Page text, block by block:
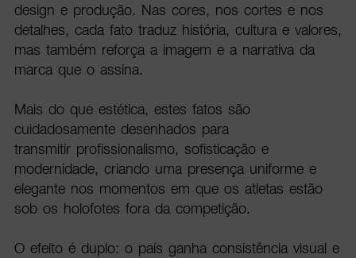
design e produção. Nas cores, nos cortes e nos
detalhes, cada fato traduz história, cultura e valores,
mas também reforça a imagem e a narrativa da
marca que o assina.
Mais do que estética, estes fatos são
cuidadosamente desenhados para
transmitir profissionalismo, sofisticação e
modernidade, criando uma presença uniforme e
elegante nos momentos em que os atletas estão
sob os holofotes fora da competição.
O efeito é duplo: o país ganha consistência visual e